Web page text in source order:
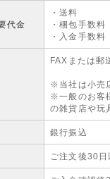
代金
・送料
・梱包手数料
・入金手数料
FAXまたは郵
※当社は小売
※一般のお客
の雑貨店や玩
銀行振込
ご注文後30日